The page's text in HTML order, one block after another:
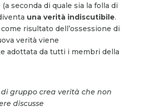
seconda di quale sia la folla di
una verità indiscutibile.
risultato dell’ossessione di
verità viene
adottata da tutti i membri della
di gruppo crea verità che non
discusse